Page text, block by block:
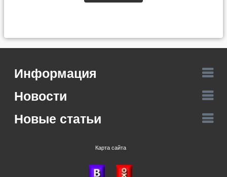
Информация
Новости
Новые статьи
Карта сайта